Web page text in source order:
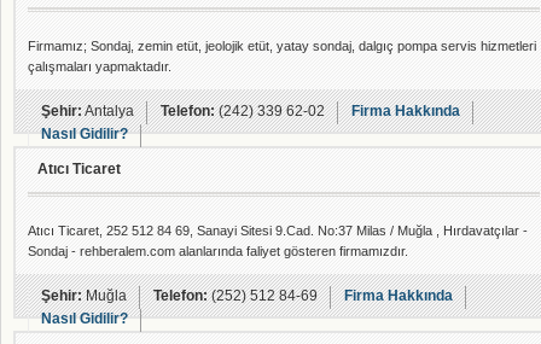
Firmamız; Sondaj, zemin etüt, jeolojik etüt, yatay sondaj, dalgıç pompa servis hizmetleri
çalışmaları yapmaktadır.
Şehir:Antalya Telefon:(242) 339 62-02
Firma Hakkında
Nasıl Gidilir?
Atıcı Ticaret
Atıcı Ticaret, 252 512 84 69, Sanayi Sitesi 9.Cad. No:37 Milas / Muğla , Hırdavatçılar -
Sondaj - rehberalem.com alanlarında faliyet gösteren firmamızdır.
Şehir:Muğla Telefon:(252) 512 84-69
Firma Hakkında
Nasıl Gidilir?